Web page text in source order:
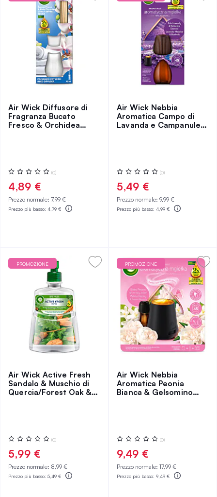
Air Wick Diffusore di
Fragranza Bucato
Fresco & Orchidea
Valutazione:
0%
(0)
4,89 €
Prezzo normale: 7,99 €
Prezzo più basso: 4,79 €
Air Wick Nebbia
Aromatica Campo di
Lavanda e Campanule,
Valutazione:
0%
(0)
5,49 €
Prezzo normale: 9,99 €
Prezzo più basso: 4,99 €
PROMOZIONE
Air Wick Active Fresh
Sandalo & Muschio di
Quercia/Forest Oak &
Valutazione:
0%
(0)
5,99 €
Prezzo normale: 8,99 €
Prezzo più basso: 5,49 €
PROMOZIONE
Air Wick Nebbia
Aromatica Peonia
Bianca & Gelsomino
Valutazione:
0%
(0)
9,49 €
Prezzo normale: 17,99 €
Prezzo più basso: 9,49 €